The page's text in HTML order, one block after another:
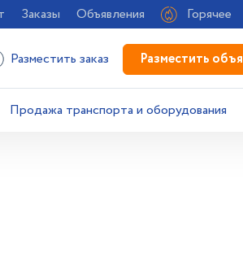
Заказы Объявления Горячее
Разместить заказ Разместить
Продажа транспорта и оборудования